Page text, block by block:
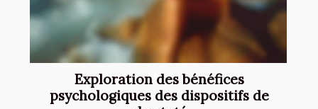
Exploration des bénéfices
psychologiques des dispositifs de